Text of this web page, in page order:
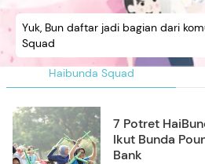
Haibunda Squad
Yuk, Bun daftar jadi bagian dari
Squad
7 Potret
Ikut Bunda
Bank